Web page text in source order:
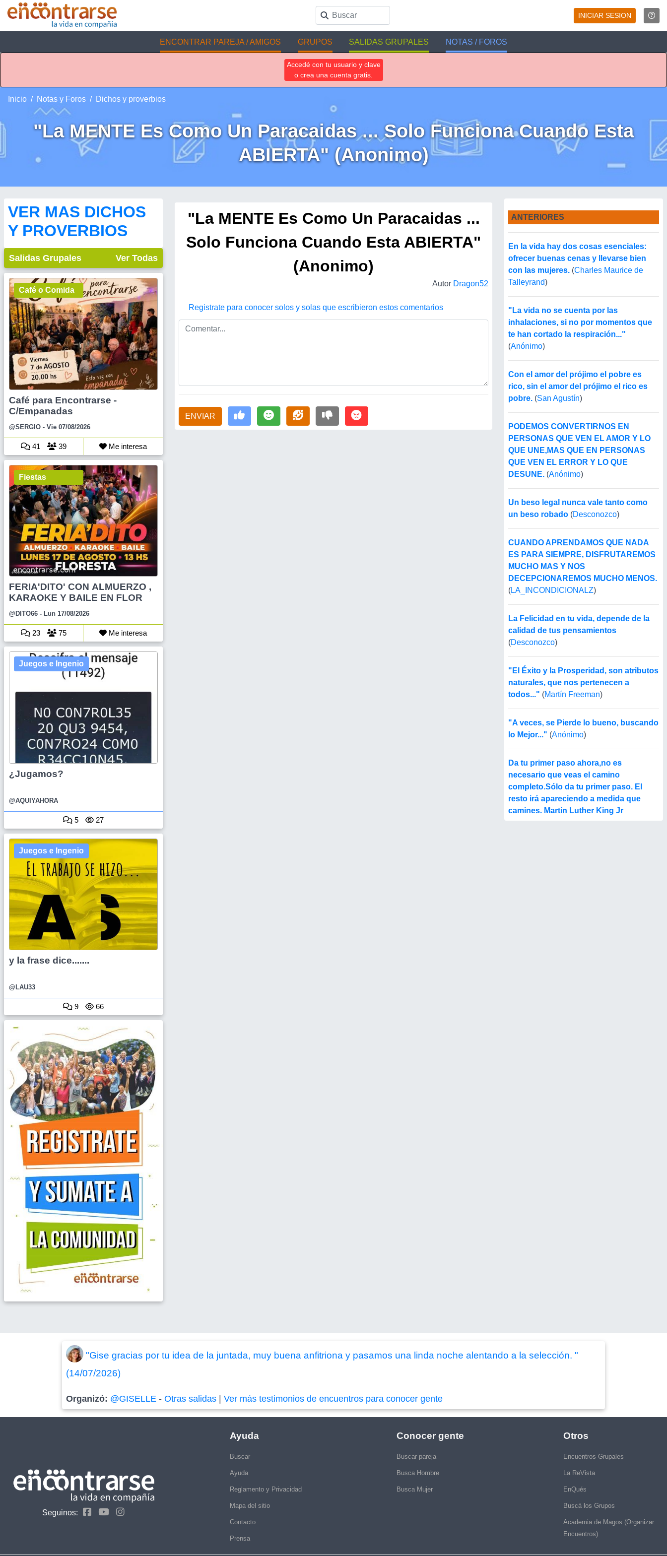
INICIAR SESION
ENCONTRAR PAREJA / AMIGOS GRUPOS SALIDAS GRUPALES NOTAS / FOROS
Accedé con tu usuario y clave
o crea una cuenta gratis.
Inicio Notas y Foros Dichos y proverbios
"La MENTE Es Como Un Paracaidas ... Solo Funciona Cuando Esta
ABIERTA" (Anonimo)
VER MAS DICHOS
Y PROVERBIOS
Salidas Grupales Ver Todas
Café o Comida
Café para Encontrarse -
C/Empanadas
@SERGIO - Vie 07/08/2026
41 39 Me interesa
Fiestas
FERIA'DITO' CON ALMUERZO ,
KARAOKE Y BAILE EN FLOR
@DITO66 - Lun 17/08/2026
23 75 Me interesa
Juegos e Ingenio
¿Jugamos?
@AQUIYAHORA
5 27
Juegos e Ingenio
y la frase dice.......
@LAU33
9 66
"La MENTE Es Como Un Paracaidas ...
Solo Funciona Cuando Esta ABIERTA"
(Anonimo)
Autor Dragon52
Registrate para conocer solos y solas que escribieron estos comentarios
ENVIAR
ANTERIORES
En la vida hay dos cosas esenciales:
ofrecer buenas cenas y llevarse bien
con las mujeres. (Charles Maurice de
Talleyrand)
"La vida no se cuenta por las
inhalaciones, si no por momentos que
te han cortado la respiración..."
(Anónimo)
Con el amor del prójimo el pobre es
rico, sin el amor del prójimo el rico es
pobre. (San Agustín)
PODEMOS CONVERTIRNOS EN
PERSONAS QUE VEN EL AMOR Y LO
QUE UNE,MAS QUE EN PERSONAS
QUE VEN EL ERROR Y LO QUE
DESUNE. (Anónimo)
Un beso legal nunca vale tanto como
un beso robado (Desconozco)
CUANDO APRENDAMOS QUE NADA
ES PARA SIEMPRE, DISFRUTAREMOS
MUCHO MAS Y NOS
DECEPCIONAREMOS MUCHO MENOS.
(LA_INCONDICIONALZ)
La Felicidad en tu vida, depende de la
calidad de tus pensamientos
(Desconozco)
"El Éxito y la Prosperidad, son atributos
naturales, que nos pertenecen a
todos..." (Martín Freeman)
"A veces, se Pierde lo bueno, buscando
lo Mejor..." (Anónimo)
Da tu primer paso ahora,no es
necesario que veas el camino
completo.Sólo da tu primer paso. El
resto irá apareciendo a medida que
camines. Martin Luther King Jr
"Gise gracias por tu idea de la juntada, muy buena anfitriona y pasamos una linda noche alentando a la selección. "
(14/07/2026)
Organizó: @GISELLE -Otras salidas |Ver más testimonios de encuentros para conocer gente
Seguinos:
Ayuda
Buscar
Ayuda
Reglamento y Privacidad
Mapa del sitio
Contacto
Prensa
Conocer gente
Buscar pareja
Busca Hombre
Busca Mujer
Otros
Encuentros Grupales
La ReVista
EnQués
Buscá los Grupos
Academia de Magos (Organizar
Encuentros)